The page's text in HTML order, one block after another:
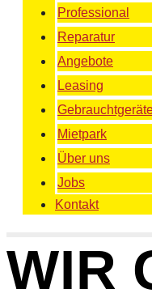
Professional
Reparatur
Angebote
Leasing
Mietpark
Über uns
Jobs
Kontakt
WIR